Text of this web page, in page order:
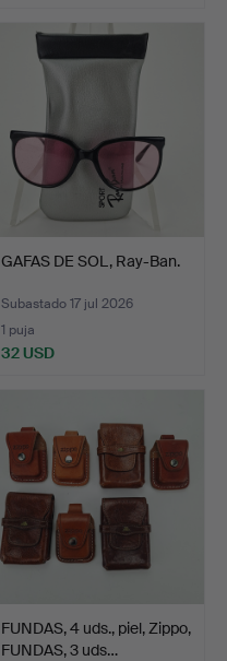
GAFAS DE SOL, Ray-Ban.
Subastado 17 jul 2026
1 puja
32 USD
FUNDAS, 4 uds., piel, Zippo,
FUNDAS, 3 uds…